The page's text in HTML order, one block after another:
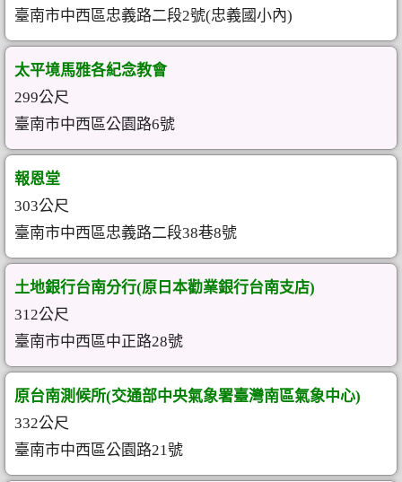
臺南市中西區忠義路二段2號(忠義國小內)
太平境馬雅各紀念教會
299公尺
臺南市中西區公園路6號
報恩堂
303公尺
臺南市中西區忠義路二段38巷8號
土地銀行台南分行(原日本勸業銀行台南支店)
312公尺
臺南市中西區中正路28號
原台南測候所(交通部中央氣象署臺灣南區氣象中心)
332公尺
臺南市中西區公園路21號